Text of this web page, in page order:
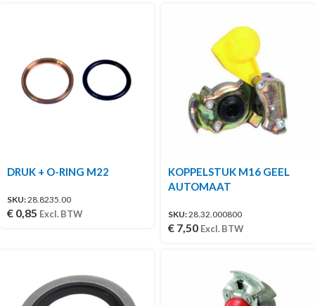
DRUK + O-RING M22
SKU:28.8235.00
€ 0,85 Excl. BTW
KOPPELSTUK M16 GEEL
AUTOMAAT
SKU:28.32.000800
€ 7,50 Excl. BTW